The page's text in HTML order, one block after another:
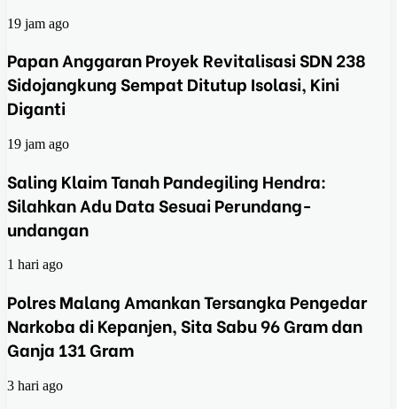
19 jam ago
Papan Anggaran Proyek Revitalisasi SDN 238
Sidojangkung Sempat Ditutup Isolasi, Kini
Diganti
19 jam ago
Saling Klaim Tanah Pandegiling Hendra:
Silahkan Adu Data Sesuai Perundang-
undangan
1 hari ago
Polres Malang Amankan Tersangka Pengedar
Narkoba di Kepanjen, Sita Sabu 96 Gram dan
Ganja 131 Gram
3 hari ago